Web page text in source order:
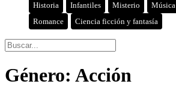
Historia
Infantiles Misterio Música
Romance
Ciencia ficción y fantasía
Género: Acción